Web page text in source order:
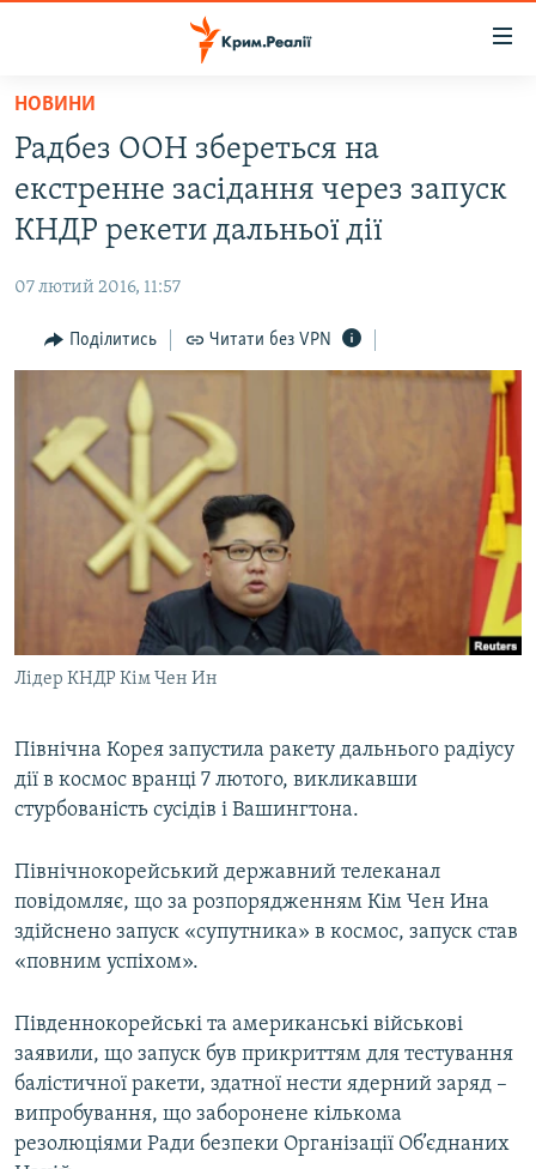
Перейти
основного
матеріалу
Перейти
до
основної
Перейти
до
НОВИНИ
ВОДА.КРИМ
ВІДЕО ТА ФОТО
БЛОГИ
ПОГЛЯД
ВСЕ ЗА ДЕНЬ
СПЕЦПРОЕКТИ
ДЕПОРТАЦІЯ
ВІДЕОУРОКИ «ELIFBE»
СВІДЧЕННЯ ОКУПАЦІЇ
УКРАЇНСЬКА ПРОБЛЕМА КРИМУ
ІНФОГРАФІКА
ЯК ОБІЙТИ БЛОКУВАННЯ
Русский
Qırımtatar
ДОЛУЧАЙСЯ!
Усі сайти RFE/RL
НОВИНИ
Радбез ООН збереться на
екстренне засідання через запуск
КНДР рекети дальньої дії
07 лютий 2016, 11:57
Поділитись Читати без VPN
Лідер КНДР Кім Чен Ин
Північна Корея запустила ракету дальнього радіусу
дії в космос вранці 7 лютого, викликавши
стурбованість сусідів і Вашингтона.
Північнокорейський державний телеканал
повідомляє, що за розпорядженням Кім Чен Ина
здійснено запуск «супутника» в космос, запуск став
«повним успіхом».
Південнокорейські та американські військові
заявили, що запуск був прикриттям для тестування
балістичної ракети, здатної нести ядерний заряд –
випробування, що заборонене кількома
резолюціями Ради безпеки Організації Об’єднаних